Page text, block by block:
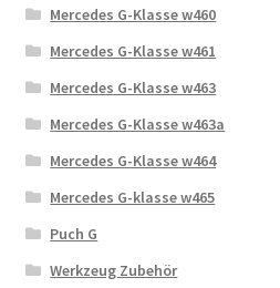
Mercedes G-Klasse w460
Mercedes G-Klasse w461
Mercedes G-Klasse w463
Mercedes G-Klasse w463a
Mercedes G-Klasse w464
Mercedes G-klasse w465
Puch G
Werkzeug Zubehör